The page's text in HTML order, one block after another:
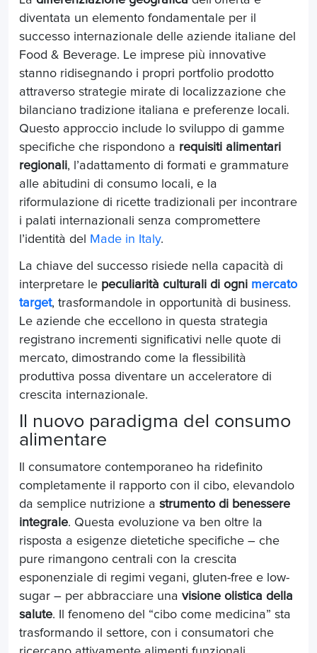
diventata un elemento fondamentale per il
successo internazionale delle aziende italiane del
Food & Beverage. Le imprese più innovative
stanno ridisegnando i propri portfolio prodotto
attraverso strategie mirate di localizzazione che
bilanciano tradizione italiana e preferenze locali.
Questo approccio include lo sviluppo di gamme
specifiche che rispondono a requisiti alimentari
regionali, l’adattamento di formati e grammature
alle abitudini di consumo locali, e la
riformulazione di ricette tradizionali per incontrare
i palati internazionali senza compromettere
l’identità del
Made in Italy.
La chiave del successo risiede nella capacità di
interpretare le peculiarità culturali di ogni mercato
target, trasformandole in opportunità di business.
Le aziende che eccellono in questa strategia
registrano incrementi significativi nelle quote di
mercato, dimostrando come la flessibilità
produttiva possa diventare un acceleratore di
crescita internazionale.
Il nuovo paradigma del consumo
alimentare
l consumatore contemporaneo ha ridefinito
completamente il rapporto con il cibo, elevandolo
da semplice nutrizione a strumento di benessere
integrale. Questa evoluzione va ben oltre la
risposta a esigenze dietetiche specifiche – che
pure rimangono centrali con la crescita
esponenziale di regimi vegani, gluten-free e low-
sugar – per abbracciare una visione olistica della
salute. Il fenomeno del “cibo come medicina” sta
trasformando il settore, con i consumatori che